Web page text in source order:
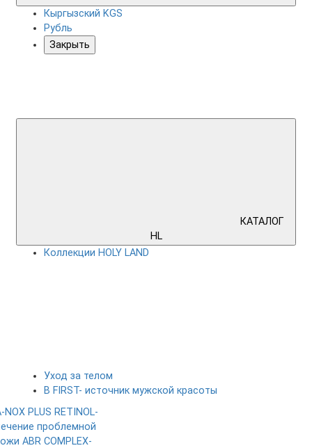
Кыргызский KGS
Рубль
Закрыть
КАТАЛОГ
HL
Коллекции HOLY LAND
Уход за телом
B FIRST- источник мужской красоты
NOX PLUS RETINOL-
проблемной
ABR COMPLEX-